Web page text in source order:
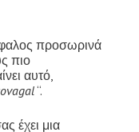
προσωρινά
πιο
αυτό,
“.
έχει μια